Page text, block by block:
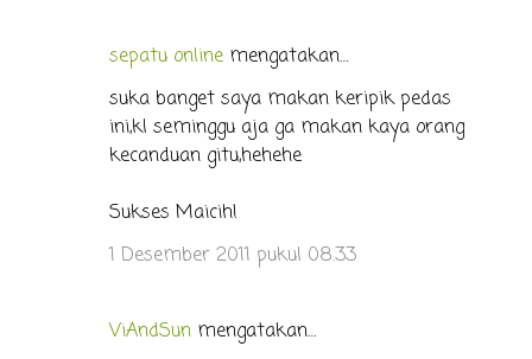
sepatu online mengatakan…
suka banget saya makan keripik pedas
ini,kl seminggu aja ga makan kaya orang
kecanduan gitu,hehehe
Sukses Maicih!
1 Desember 2011 pukul 08.33
ViAndSun mengatakan…